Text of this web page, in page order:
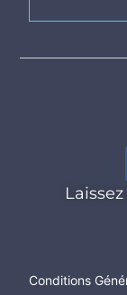
Conditions